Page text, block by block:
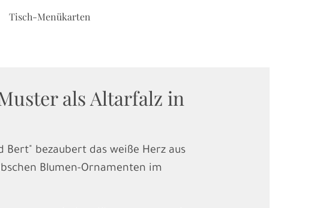
Tisch-Menükarten
als Altarfalz in
bezaubert das weiße Herz aus
Blumen-Ornamenten im